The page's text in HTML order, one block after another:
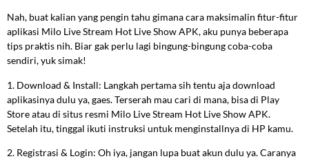
Nah, buat kalian yang pengin tahu gimana cara maksimalin fitur-fitur
aplikasi Milo Live Stream Hot Live Show APK, aku punya beberapa
tips praktis nih. Biar gak perlu lagi bingung-bingung coba-coba
sendiri, yuk simak!
1. Download & Install: Langkah pertama sih tentu aja download
aplikasinya dulu ya, gaes. Terserah mau cari di mana, bisa di Play
Store atau di situs resmi Milo Live Stream Hot Live Show APK.
Setelah itu, tinggal ikuti instruksi untuk menginstallnya di HP kamu.
2. Registrasi & Login: Oh iya, jangan lupa buat akun dulu ya. Caranya